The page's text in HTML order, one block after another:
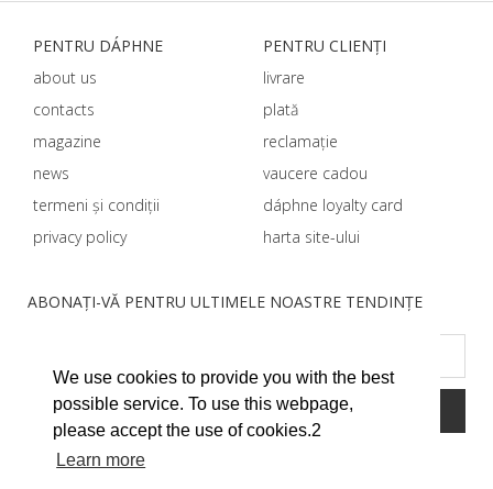
We use cookies to provide you with the best
possible service. To use this webpage,
please accept the use of cookies.2
Learn more
ABONAȚI-VĂ PENTRU ULTIMELE NOASTRE TENDINȚE
PENTRU DÁPHNЕ
about us
contacts
magazine
news
termeni și condiții
privacy policy
PENTRU CLIENȚI
livrare
plată
reclamație
vaucere cadou
dáphnе loyalty card
harta site-ului